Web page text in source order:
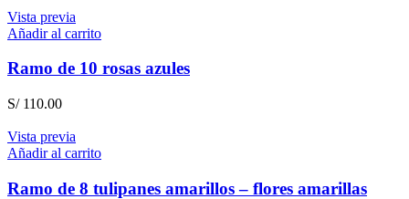
Vista previa
Añadir al carrito
Ramo de 10 rosas azules
S/110.00
Vista previa
Añadir al carrito
Ramo de 8 tulipanes amarillos – flores amarillas